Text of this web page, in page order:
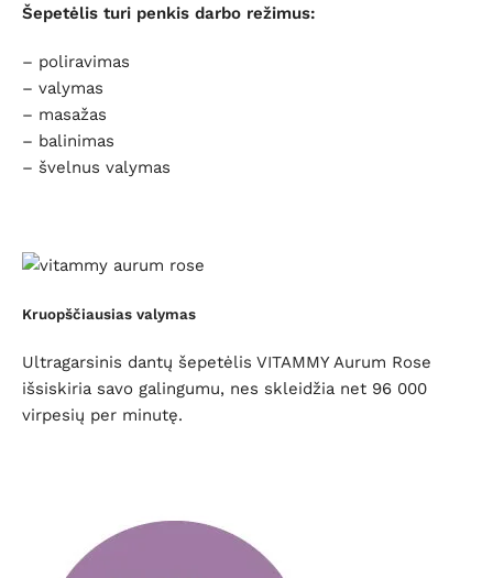
Šepetėlis turi penkis darbo režimus:
– poliravimas
– valymas
– masažas
– balinimas
– švelnus valymas
Kruopščiausias valymas
Ultragarsinis dantų šepetėlis VITAMMY Aurum Rose
išsiskiria savo galingumu, nes skleidžia net 96 000
virpesių per minutę.